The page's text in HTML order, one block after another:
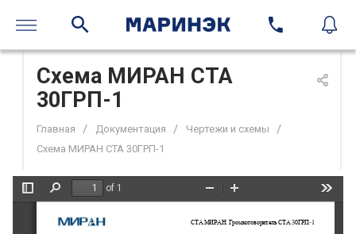
Схема МИРАН СТА
30ГРП-1
Главная / Документация / Чертежи и схемы /
Схема МИРАН СТА 30ГРП-1
Find
of 1
Zoom
СТА МИРАН. Громкоговоритель СТА 30ГРП-1